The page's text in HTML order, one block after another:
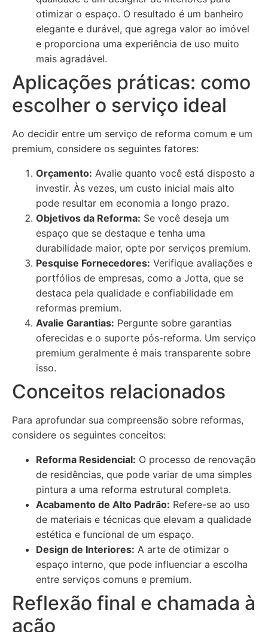
otimizar o espaço. O resultado é um banheiro
elegante e durável, que agrega valor ao imóvel
e proporciona uma experiência de uso muito
mais agradável.
Aplicações práticas: como
escolher o serviço ideal
Ao decidir entre um serviço de reforma comum e um
premium, considere os seguintes fatores:
Orçamento: Avalie quanto você está disposto a
investir. Às vezes, um custo inicial mais alto
pode resultar em economia a longo prazo.
Objetivos da Reforma: Se você deseja um
espaço que se destaque e tenha uma
durabilidade maior, opte por serviços premium.
Pesquise Fornecedores: Verifique avaliações e
portfólios de empresas, como a Jotta, que se
destaca pela qualidade e confiabilidade em
reformas premium.
Avalie Garantias: Pergunte sobre garantias
oferecidas e o suporte pós-reforma. Um serviço
premium geralmente é mais transparente sobre
isso.
Conceitos relacionados
Para aprofundar sua compreensão sobre reformas,
considere os seguintes conceitos:
Reforma Residencial: O processo de renovação
de residências, que pode variar de uma simples
pintura a uma reforma estrutural completa.
Acabamento de Alto Padrão: Refere-se ao uso
de materiais e técnicas que elevam a qualidade
estética e funcional de um espaço.
Design de Interiores: A arte de otimizar o
espaço interno, que pode influenciar a escolha
entre serviços comuns e premium.
Reflexão final e chamada à
ação